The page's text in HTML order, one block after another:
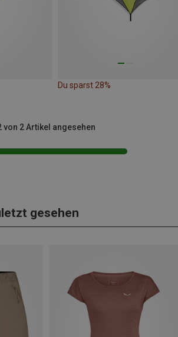
Du sparst 28%
von 2 Artikel angesehen
gesehen